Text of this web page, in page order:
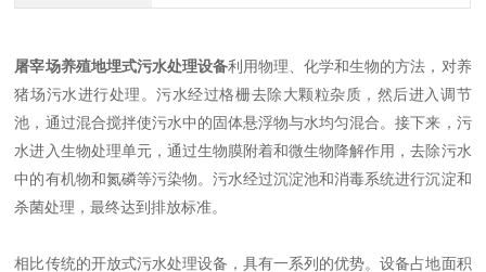
屠宰场养殖地埋式污水处理设备利用物理、化学和生物的方法，对养
猪场污水进行处理。污水经过格栅去除大颗粒杂质，然后进入调节
池，通过混合搅拌使污水中的固体悬浮物与水均匀混合。接下来，污
水进入生物处理单元，通过生物膜附着和微生物降解作用，去除污水
中的有机物和氮磷等污染物。污水经过沉淀池和消毒系统进行沉淀和
杀菌处理，最终达到排放标准。
相比传统的开放式污水处理设备，具有一系列的优势。设备占地面积